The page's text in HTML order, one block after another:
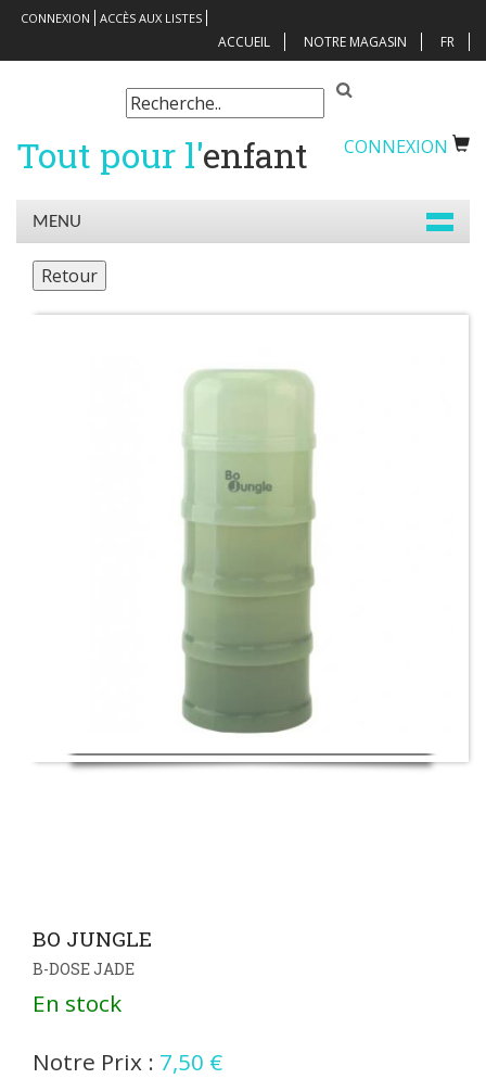
CONNEXION ACCÈS AUX LISTES
ACCUEIL NOTRE MAGASIN FR
Tout pour l'enfant CONNEXION
MENU
BO JUNGLE
B-DOSE JADE
En stock
Notre Prix : 7,50 €